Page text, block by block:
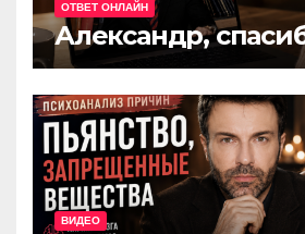
ОТВЕТ ОНЛАЙН
Александр,
ВИДЕО